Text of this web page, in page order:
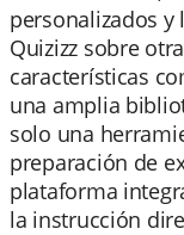
personalizados y
Quizizz sobre
características
una amplia
solo una
preparación de
plataforma
la instrucción